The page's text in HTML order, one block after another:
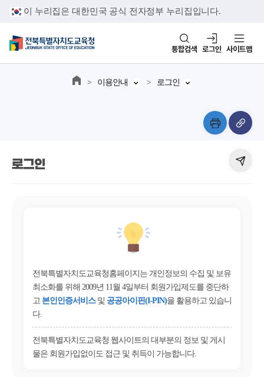
이 누리집은 대한민국 공식 전자정부 누리집입니다.
통합검색 로그인 사이트맵
이용안내 로그인
로그인
전북특별자치도교육청홈페이지는 개인정보의 수집 및 보유
최소화를 위해 2009년 11월 4일부터 회원가입제도를 중단하
고 본인인증서비스 및 공공아이핀(I-PIN)을 활용하고 있습니
다.
전북특별자치도교육청 웹사이트의 대부분의 정보 및 게시
물은 회원가입없이도 접근 및 취득이 가능합니다.